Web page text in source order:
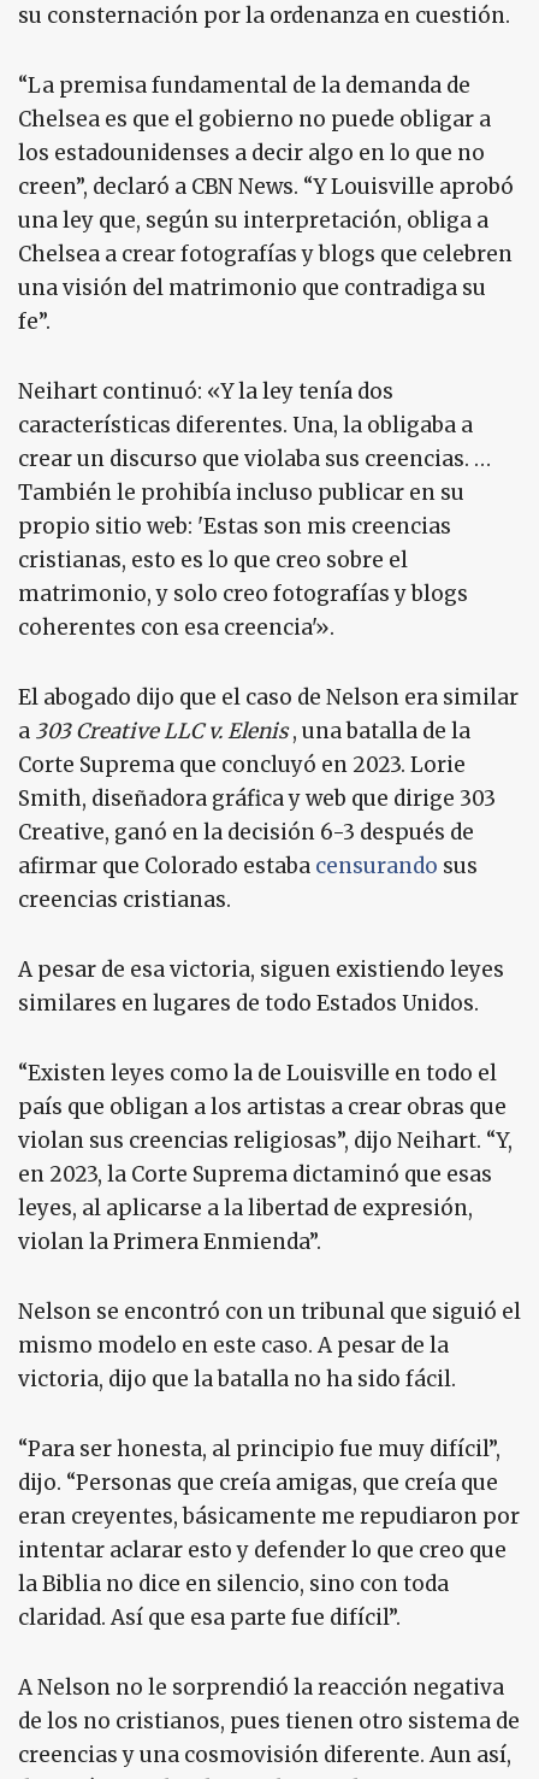
su consternación por la ordenanza en cuestión.
“La premisa fundamental de la demanda de
Chelsea es que el gobierno no puede obligar a
los estadounidenses a decir algo en lo que no
creen”, declaró a CBN News. “Y Louisville aprobó
una ley que, según su interpretación, obliga a
Chelsea a crear fotografías y blogs que celebren
una visión del matrimonio que contradiga su
fe”.
Neihart continuó: «Y la ley tenía dos
características diferentes. Una, la obligaba a
crear un discurso que violaba sus creencias. …
También le prohibía incluso publicar en su
propio sitio web: 'Estas son mis creencias
cristianas, esto es lo que creo sobre el
matrimonio, y solo creo fotografías y blogs
coherentes con esa creencia'».
El abogado dijo que el caso de Nelson era similar
a 303 Creative LLC v. Elenis, una batalla de la
Corte Suprema que concluyó en 2023. Lorie
Smith, diseñadora gráfica y web que dirige 303
Creative, ganó en la decisión 6-3 después de
afirmar que Colorado estaba censurando sus
creencias cristianas.
A pesar de esa victoria, siguen existiendo leyes
similares en lugares de todo Estados Unidos.
“Existen leyes como la de Louisville en todo el
país que obligan a los artistas a crear obras que
violan sus creencias religiosas”, dijo Neihart. “Y,
en 2023, la Corte Suprema dictaminó que esas
leyes, al aplicarse a la libertad de expresión,
violan la Primera Enmienda”.
Nelson se encontró con un tribunal que siguió el
mismo modelo en este caso. A pesar de la
victoria, dijo que la batalla no ha sido fácil.
“Para ser honesta, al principio fue muy difícil”,
dijo. “Personas que creía amigas, que creía que
eran creyentes, básicamente me repudiaron por
intentar aclarar esto y defender lo que creo que
la Biblia no dice en silencio, sino con toda
claridad. Así que esa parte fue difícil”.
A Nelson no le sorprendió la reacción negativa
de los no cristianos, pues tienen otro sistema de
creencias y una cosmovisión diferente. Aun así,